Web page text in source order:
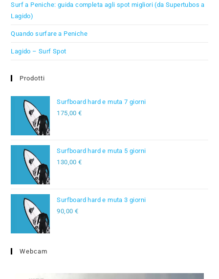
Surf a Peniche: guida completa agli spot migliori (da Supertubos a
Lagido)
Quando surfare a Peniche
Lagido – Surf Spot
Prodotti
Surfboard hard e muta 7 giorni
175,00€
Surfboard hard e muta 5 giorni
130,00€
Surfboard hard e muta 3 giorni
90,00 €
Webcam